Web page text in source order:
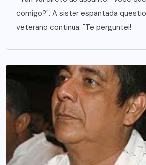
comigo?". A sister espantada
veterano continua: "Te perguntei!